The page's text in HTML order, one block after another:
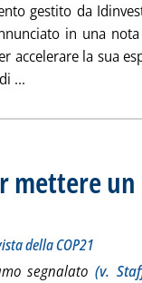
gestito da
in una
accelerare la sua
...
mettere
della COP21
segnalato(v.